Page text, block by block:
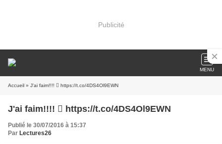
Publicité
MENU
Accueil » J'ai faim!!!! 󾌰 https://t.co/4DS4Ol9EWN
J'ai faim!!!! 󾌰 https://t.co/4DS4Ol9EWN
Publié le 30/07/2016 à 15:37
Par Lectures26